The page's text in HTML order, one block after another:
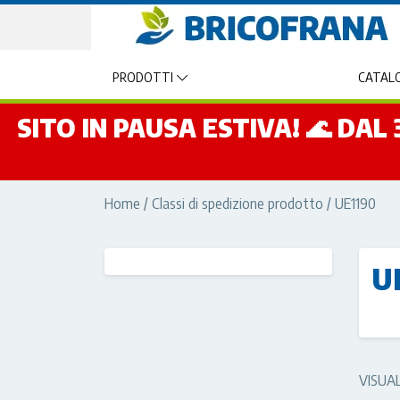
PRODOTTI
SITO IN PAUSA ESTIVA! 🌊 DAL
Home / Classi di spedizione prodotto / UE1190